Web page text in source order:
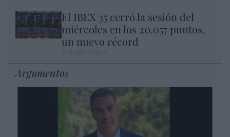
El IBEX 35 cerró la sesión del
miércoles en los 20.057 puntos,
un nuevo récord
Argumentos